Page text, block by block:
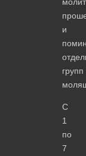
и
групп
С
1
по
7